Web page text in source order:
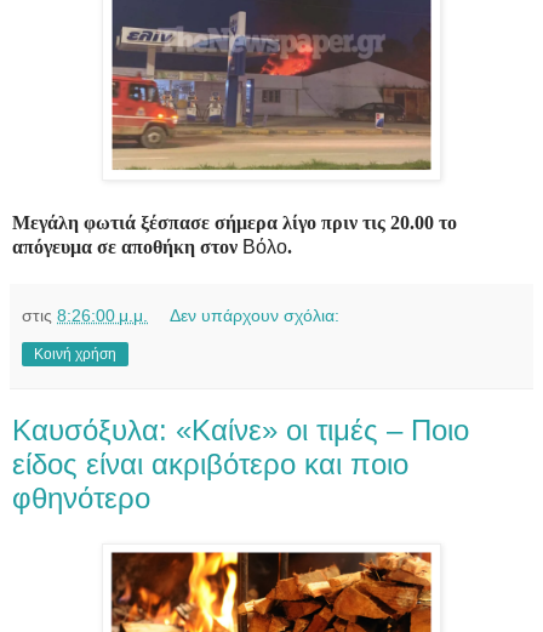
Μεγάλη φωτιά ξέσπασε σήμερα λίγο πριν τις 20.00 το
απόγευμα σε αποθήκη στον Βόλο.
στις 8:26:00 μ.μ. Δεν υπάρχουν σχόλια:
Κοινή χρήση
Καυσόξυλα: «Καίνε» οι τιμές – Ποιο
είδος είναι ακριβότερο και ποιο
φθηνότερο